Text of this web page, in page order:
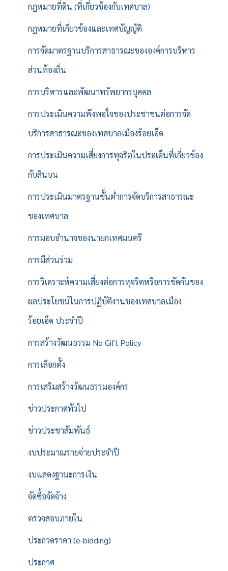
กฎหมายที่ดิน (ที่เกี่ยวข้องกับเทศบาล)
กฎหมายที่เกี่ยวข้องและเทศบัญญัติ
การจัดมาตรฐานบริการสาธารณะขององค์การบริหาร
ส่วนท้องถิ่น
การบริหารและพัฒนาทรัพยากรบุคคล
การประเมินความพึงพอใจของประชาชนต่อการจัด
บริการสาธารณะของเทศบาลเมืองร้อยเอ็ด
การประเมินความเสี่ยงการทุจริตในประเด็นที่เกี่ยวข้อง
กับสินบน
การประเมินมาตรฐานขั้นต่ำการจัดบริการสาธารณะ
ของเทศบาล
การมอบอำนาจของนายกเทศมนตรี
การมีส่วนร่วม
การวิเคราะห์ความเสี่ยงต่อการทุจริตหรือการขัดกันของ
ผลประโยชน์ในการปฏิบัติงานของเทศบาลเมือง
ร้อยเอ็ด ประจำปี
การสร้างวัฒนธรรม No Gift Policy
การเลือกตั้ง
การเสริมสร้างวัฒนธรรมองค์กร
ข่าวประกาศทั่วไป
ข่าวประชาสัมพันธ์
งบประมาณรายจ่ายประจำปี
งบแสดงฐานะการเงิน
จัดซื้อจัดจ้าง
ตรวจสอบภายใน
ประกวดราคา (e-bidding)
ประกาศ